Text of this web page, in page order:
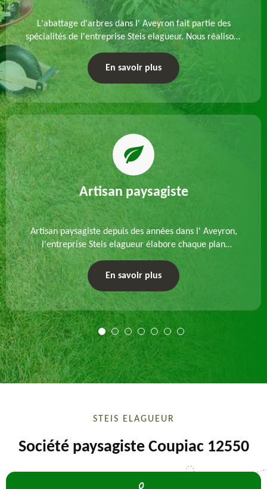
L'abattage d'arbres dans l' Aveyron fait partie des
spécialités de l'entreprise Steis elagueur. Nous réalisons
un abattage direct ou par démontage, tenant compte
des particularités du site et des végétaux.
En savoir plus
Artisan paysagiste
Artisan paysagiste depuis des années dans l' Aveyron,
l'entreprise Steis elagueur élabore chaque plan
d'aménagement paysager et exécute les travaux
afférents. Devis gratuit et sur mesure.
En savoir plus
STEIS ELAGUEUR
Société paysagiste Coupiac 12550